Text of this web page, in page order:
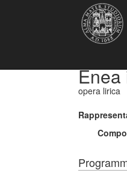
Enea
opera lirica